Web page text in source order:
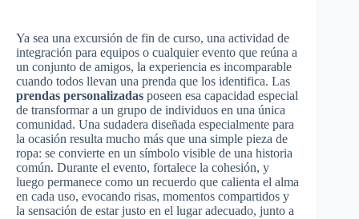
Ya sea una excursión de fin de curso, una actividad de
integración para equipos o cualquier evento que reúna a
un conjunto de amigos, la experiencia es incomparable
cuando todos llevan una prenda que los identifica. Las
prendas personalizadas poseen esa capacidad especial
de transformar a un grupo de individuos en una única
comunidad. Una sudadera diseñada especialmente para
la ocasión resulta mucho más que una simple pieza de
ropa: se convierte en un símbolo visible de una historia
común. Durante el evento, fortalece la cohesión, y
luego permanece como un recuerdo que calienta el alma
en cada uso, evocando risas, momentos compartidos y
la sensación de estar justo en el lugar adecuado, junto a